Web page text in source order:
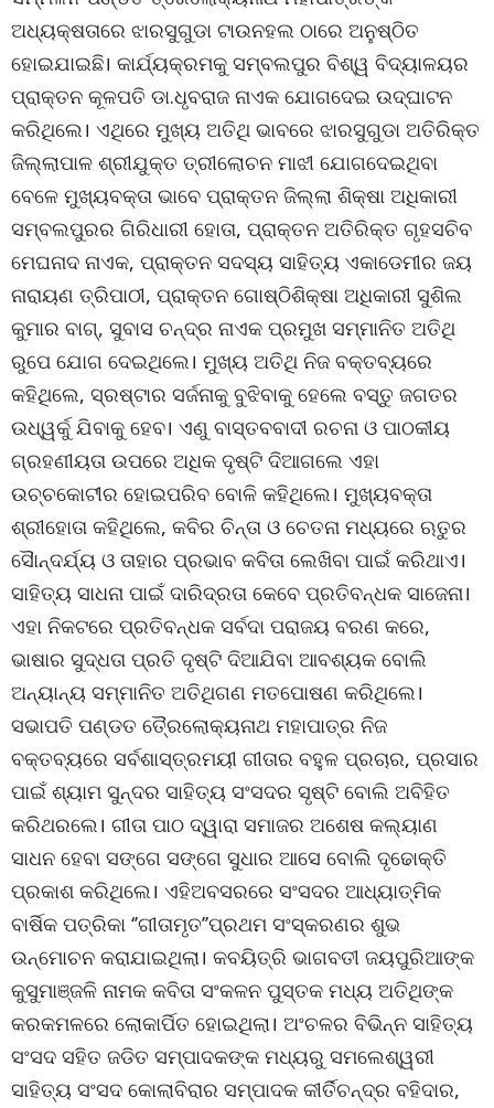
ଅଧ୍ୟକ୍ଷତାରେ ଝାରସୁଗୁଡା ଟାଉନହଲ ଠାରେ ଅନୁଷ୍ଠିତ
ହୋଇଯାଇଛି। କାର୍ଯ୍ୟକ୍ରମକୁ ସମ୍ବଲପୁର ବିଶ୍ୱ ବିଦ୍ୟାଳୟର
ପ୍ରାକ୍ତନ କୂଳପତି ଡା.ଧୃବରାଜ ନାଏକ ଯୋଗଦେଇ ଉଦ୍ଘାଟନ
କରିଥିଲେ। ଏଥିରେ ମୁଖ୍ୟ ଅତିଥି ଭାବରେ ଝାରସୁଗୁଡା ଅତିରିକ୍ତ
ଜିଲ୍ଲାପାଳ ଶ୍ରୀଯୁକ୍ତ ତ୍ରୀଲୋଚନ ମାଝୀ ଯୋଗଦେଇଥିବା
ବେଳେ ମୁଖ୍ୟବକ୍ତା ଭାବେ ପ୍ରାକ୍ତନ ଜିଲ୍ଲା ଶିକ୍ଷା ଅଧିକାରୀ
ସମ୍ବଲପୁରର ଗିରିଧାରୀ ହୋତା, ପ୍ରାକ୍ତନ ଅତିରିକ୍ତ ଗୃହସଚିବ
ମେଘନାଦ ନାଏକ, ପ୍ରାକ୍ତନ ସଦସ୍ୟ ସାହିତ୍ୟ ଏକାଡେମୀର ଜୟ
ନାରାୟଣ ତ୍ରିପାଠୀ, ପ୍ରାକ୍ତନ ଗୋଷ୍ଠିଶିକ୍ଷା ଅଧିକାରୀ ସୁଶିଲ
କୁମାର ବାଗ୍, ସୁବାସ ଚନ୍ଦ୍ର ନାଏକ ପ୍ରମୁଖ ସମ୍ମାନିତ ଅତିଥି
ରୁପେ ଯୋଗ ଦେଇଥିଲେ। ମୁଖ୍ୟ ଅତିଥି ନିଜ ବକ୍ତବ୍ୟରେ
କହିଥିଲେ, ସ୍ରଷ୍ଟାର ସର୍ଜନାକୁ ବୁଝିବାକୁ ହେଲେ ବସ୍ତୁ ଜଗତର
ଉଧ୍ୱର୍କୁ ଯିବାକୁ ହେବ। ଏଣୁ ବାସ୍ତବବାଦୀ ରଚନା ଓ ପାଠକୀୟ
ଗ୍ରହଣୀୟତା ଉପରେ ଅଧିକ ଦୃଷ୍ଟି ଦିଆଗଲେ ଏହା
ଉଚ୍ଚକୋଟୀର ହୋଇପରିବ ବୋଳି କହିଥିଲେ। ମୁଖ୍ୟବକ୍ତା
ଶ୍ରୀହୋତା କହିଥିଲେ, କବିର ଚିନ୍ତା ଓ ଚେତନା ମଧ୍ୟରେ ଋତୁର
ସୈାନ୍ଦର୍ଯ୍ୟ ଓ ତାହାର ପ୍ରଭାବ କବିତା ଲେଖିବା ପାଇଁ କରିଥାଏ।
ସାହିତ୍ୟ ସାଧନା ପାଇଁ ଦାରିଦ୍ରତା କେବେ ପ୍ରତିବନ୍ଧକ ସାଜେନା।
ଏହା ନିକଟରେ ପ୍ରତିବନ୍ଧକ ସର୍ବଦା ପରାଜୟ ବରଣ କରେ,
ଭାଷାର ସୁଦ୍ଧତା ପ୍ରତି ଦୃଷ୍ଟି ଦିଆଯିବା ଆବଶ୍ୟକ ବୋଲି
ଅନ୍ୟାନ୍ୟ ସମ୍ମାନିତ ଅତିଥିଗଣ ମତପୋଷଣ କରିଥିଲେ।
ସଭାପତି ପଣ୍ଡତ ତୈ୍ରଲୋକ୍ୟନାଥ ମହାପାତ୍ର ନିଜ
ବକ୍ତବ୍ୟରେ ସର୍ବଶାସ୍ତ୍ରମୟୀ ଗୀତାର ବହୁଳ ପ୍ରଚାର, ପ୍ରସାର
ପାଇଁ ଶ୍ୟାମ ସୁନ୍ଦର ସାହିତ୍ୟ ସଂସଦର ସୃଷ୍ଟି ବୋଲି ଅବିହିତ
କରିଥରଲେ। ଗୀତା ପାଠ ଦ୍ୱାରା ସମାଜର ଅଶେଷ କଲ୍ୟାଣ
ସାଧନ ହେବା ସଙ୍ଗେ ସଙ୍ଗେ ସୁଧାର ଆସେ ବୋଲି ଦୃଢୋକ୍ତି
ପ୍ରକାଶ କରିଥିଲେ। ଏହିଅବସରରେ ସଂସଦର ଆଧ୍ୟାତ୍ମିକ
ବାର୍ଷିକ ପତ୍ରିକା ‘’ଗୀତାମୃତ’’ପ୍ରଥମ ସଂସ୍କରଣର ଶୁଭ
ଉନ୍ମୋଚନ କରାଯାଇଥିଲା। କବୟିତ୍ରି ଭାଗବତୀ ଜୟପୁରିଆଙ୍କ
କୁସୁମାଞ୍ଜଳି ନାମକ କବିତା ସଂକଳନ ପୁସ୍ତକ ମଧ୍ୟ ଅତିଥିଙ୍କ
କରକମଳରେ ଲୋକାର୍ପିତ ହୋଇଥିଲା। ଅଂଚଳର ବିଭିନ୍ନ ସାହିତ୍ୟ
ସଂସଦ ସହିତ ଜଡିତ ସମ୍ପାଦକଙ୍କ ମଧ୍ୟରୁ ସମଲେଶ୍ୱରୀ
ସାହିତ୍ୟ ସଂସଦ କୋଲାବିରାର ସମ୍ପାଦକ କୀର୍ତିଚନ୍ଦ୍ର ବହିଦାର,